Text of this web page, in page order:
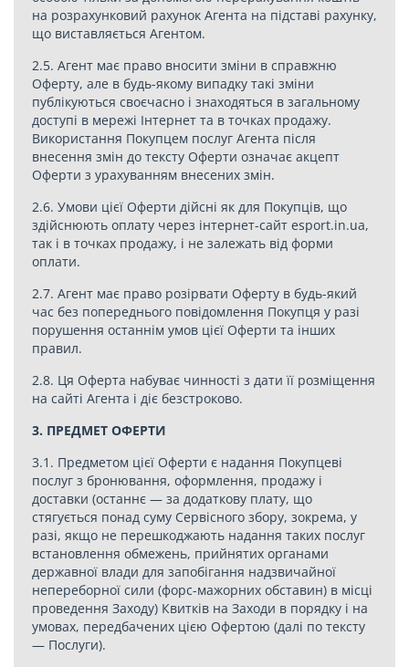
на розрахунковий рахунок Агента на підставі рахунку,
що виставляється Агентом.
2.5. Агент має право вносити зміни в справжню
Оферту, але в будь-якому випадку такі зміни
публікуються своєчасно і знаходяться в загальному
доступі в мережі Інтернет та в точках продажу.
Використання Покупцем послуг Агента після
внесення змін до тексту Оферти означає акцепт
Оферти з урахуванням внесених змін.
2.6. Умови цієї Оферти дійсні як для Покупців, що
здійснюють оплату через інтернет-сайт esport.in.ua,
так і в точках продажу, і не залежать від форми
оплати.
2.7. Агент має право розірвати Оферту в будь-який
час без попереднього повідомлення Покупця у разі
порушення останнім умов цієї Оферти та інших
правил.
2.8. Ця Оферта набуває чинності з дати її розміщення
на сайті Агента і діє безстроково.
3. ПРЕДМЕТ ОФЕРТИ
3.1. Предметом цієї Оферти є надання Покупцеві
послуг з бронювання, оформлення, продажу і
доставки (останнє — за додаткову плату, що
стягується понад суму Сервісного збору, зокрема, у
разі, якщо не перешкоджають надання таких послуг
встановлення обмежень, прийнятих органами
державної влади для запобігання надзвичайної
непереборної сили (форс-мажорних обставин) в місці
проведення Заходу) Квитків на Заходи в порядку і на
умовах, передбачених цією Офертою (далі по тексту
— Послуги).